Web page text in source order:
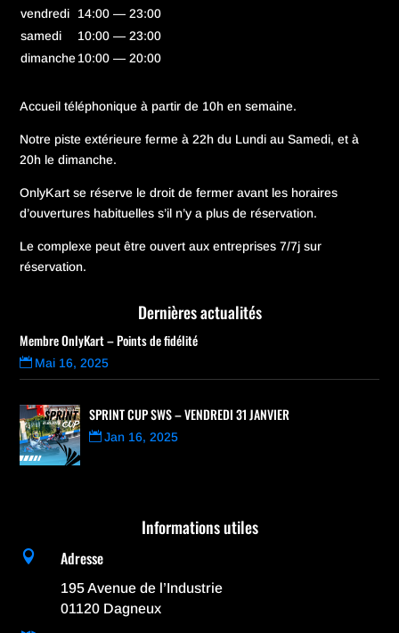
vendredi
14:00 — 23:00
samedi
10:00 — 23:00
dimanche10:00 — 20:00
Accueil téléphonique à partir de 10h en semaine.
Notre piste extérieure ferme à 22h du Lundi au Samedi, et à
20h le dimanche.
OnlyKart se réserve le droit de fermer avant les horaires
d’ouvertures habituelles s’il n’y a plus de réservation.
Le complexe peut être ouvert aux entreprises 7/7j sur
réservation.
Dernières actualités
Membre OnlyKart – Points de fidélité
Mai 16, 2025
SPRINT CUP SWS – VENDREDI 31 JANVIER
Jan 16, 2025
Informations utiles
 Adresse
195 Avenue de l’Industrie
01120 Dagneux